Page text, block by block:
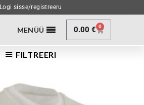
Logi sisse/registreeru
MENÜÜ 0.00€ 0
FILTREERI